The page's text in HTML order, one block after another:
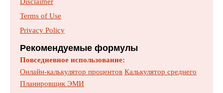
Terms of Use
Privacy Policy
Рекомендуемые формулы
Повседневное использование:
Онлайн-калькулятор процентов Калькулятор среднего
Планировщик ЭМИ